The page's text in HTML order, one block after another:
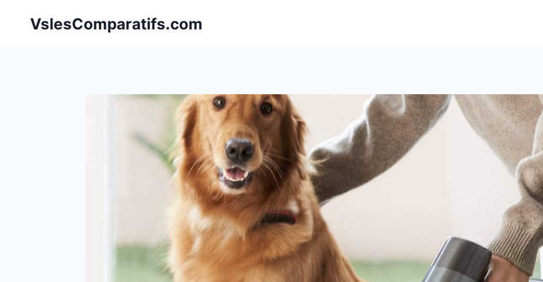
VslesComparatifs.com